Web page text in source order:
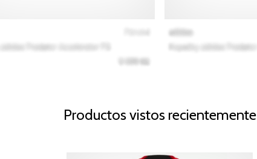
Productos vistos recientemente